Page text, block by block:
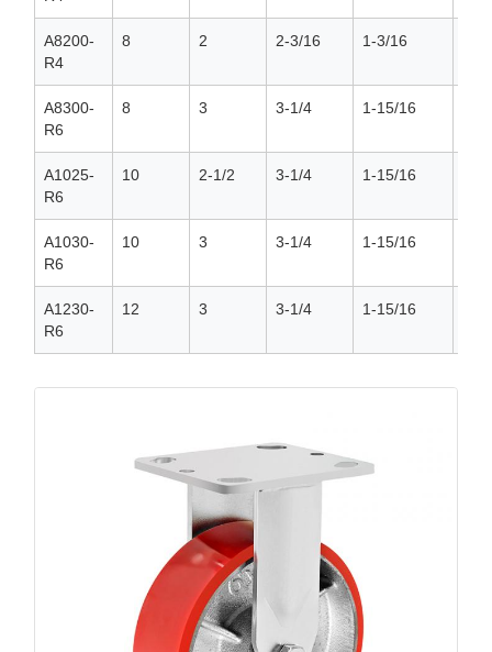
A8200-
R4
8 2 2-3/16 1-3/16
A8300-
R6
8 3 3-1/4 1-15/16
A1025-
R6
10 2-1/2 3-1/4 1-15/16
A1030-
R6
10 3 3-1/4 1-15/16
A1230-
R6
12 3 3-1/4 1-15/16